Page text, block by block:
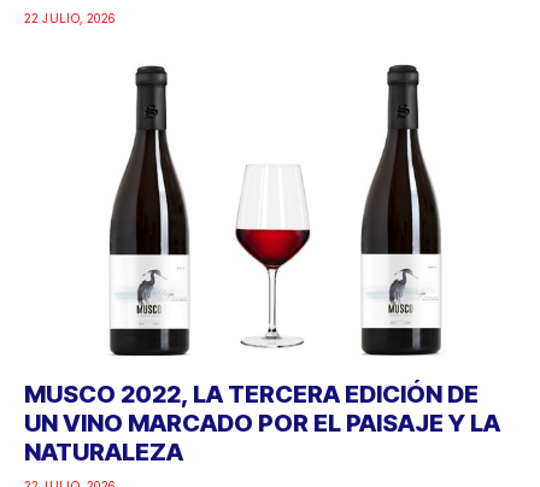
22 JULIO, 2026
MUSCO 2022, LA TERCERA EDICIÓN DE
UN VINO MARCADO POR EL PAISAJE Y LA
NATURALEZA